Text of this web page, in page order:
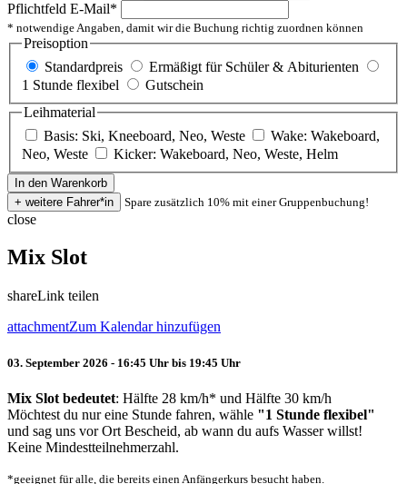
Pflichtfeld E-Mail*
* notwendige Angaben, damit wir die Buchung richtig zuordnen können
Preisoption
Standardpreis
Ermäßigt für Schüler & Abiturienten
1 Stunde flexibel
Gutschein
Leihmaterial
Basis: Ski, Kneeboard, Neo, Weste
Wake: Wakeboard,
Neo, Weste
Kicker: Wakeboard, Neo, Weste, Helm
Spare zusätzlich 10% mit einer Gruppenbuchung!
close
Mix Slot
shareLink teilen
attachmentZum Kalendar hinzufügen
03. September 2026 - 16:45 Uhr bis 19:45 Uhr
Mix Slot bedeutet: Hälfte 28 km/h* und Hälfte 30 km/h
Möchtest du nur eine Stunde fahren, wähle "1 Stunde flexibel"
und sag uns vor Ort Bescheid, ab wann du aufs Wasser willst!
Keine Mindestteilnehmerzahl.
*geeignet für alle, die bereits einen Anfängerkurs besucht haben.